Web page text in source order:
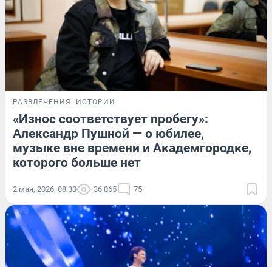
РАЗВЛЕЧЕНИЯ ИСТОРИИ
«Износ соответствует пробегу»:
Александр Пушной — о юбилее,
музыке вне времени и Академгородке,
которого больше нет
2 мая, 2026, 08:30 36 065 75